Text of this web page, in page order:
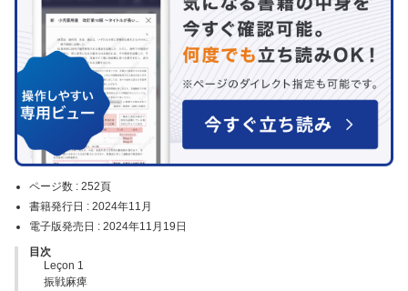
ページ数 : 252頁
書籍発行日 : 2024年11月
電子版発売日 : 2024年11月19日
目次
Leçon 1
振戦麻痺